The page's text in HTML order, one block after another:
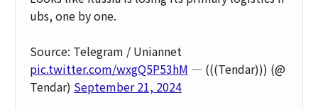
ubs, one by one.
Source: Telegram / Uniannet
pic.twitter.com/wxgQ5P53hM — (((Tendar))) (@
Tendar) September 21, 2024